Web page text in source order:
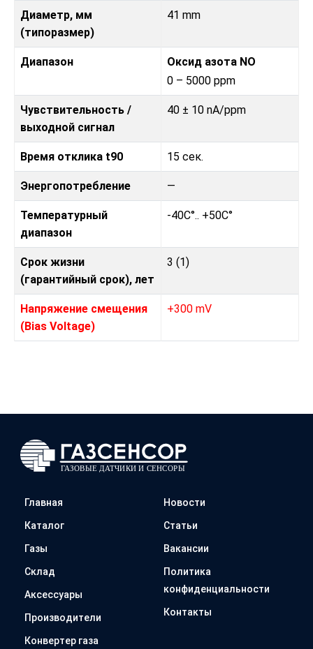
Диаметр, мм
(типоразмер)
41 mm
Диапазон
Оксид азота NO
0 – 5000 ppm
Чувствительность /
выходной сигнал
40 ± 10 nA/ppm
Время отклика t90 15 сек.
Энергопотребление —
Температурный
диапазон
-40C°.. +50C°
Срок жизни
(гарантийный срок), лет
3 (1)
Напряжение смещения
(Bias Voltage)
+300 mV
Главная
Каталог
Газы
Склад
Аксессуары
Производители
Конвертер газа
Новости
Статьи
Вакансии
Политика
конфиденциальности
Контакты